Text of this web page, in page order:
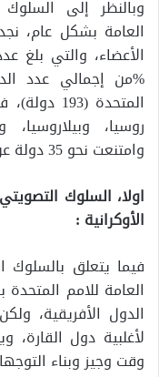
وبالنظر إلى
العامة بشكل عام،
%من إجمالي عدد
روسيا، وبيلاروسيا،
وامتنعت نحو 35 دولة عن التصويت
اولا، السلوك
الأوكرانية :
فيما يتعلق بالسلوك
العامة للامم
الدول الأفريقية،
لأغلبية دول
وقت وجيز وبناء